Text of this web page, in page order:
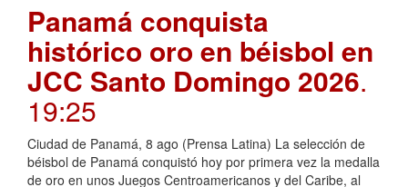
Panamá conquista
histórico oro en béisbol en
JCC Santo Domingo 2026.
19:25
Ciudad de Panamá, 8 ago (Prensa Latina) La selección de
béisbol de Panamá conquistó hoy por primera vez la medalla
de oro en unos Juegos Centroamericanos y del Caribe, al